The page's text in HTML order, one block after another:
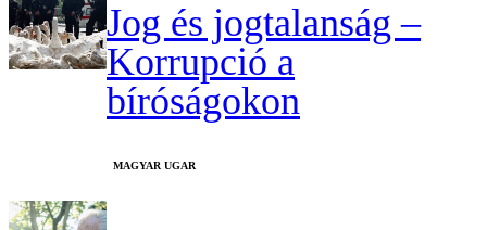
Jog és jogtalanság –
Korrupció a
bíróságokon
MAGYAR UGAR